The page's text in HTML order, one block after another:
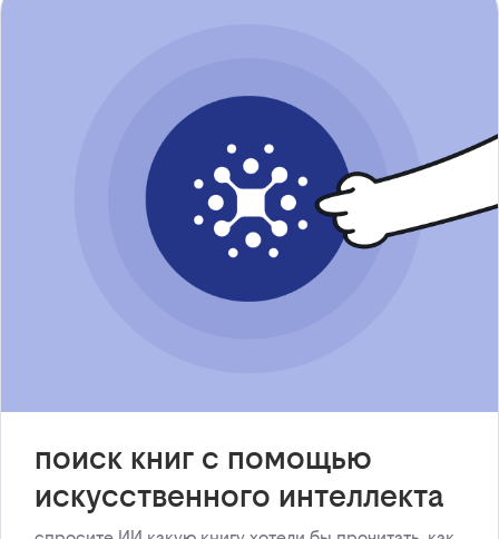
поиск книг с помощью
искусственного интеллекта